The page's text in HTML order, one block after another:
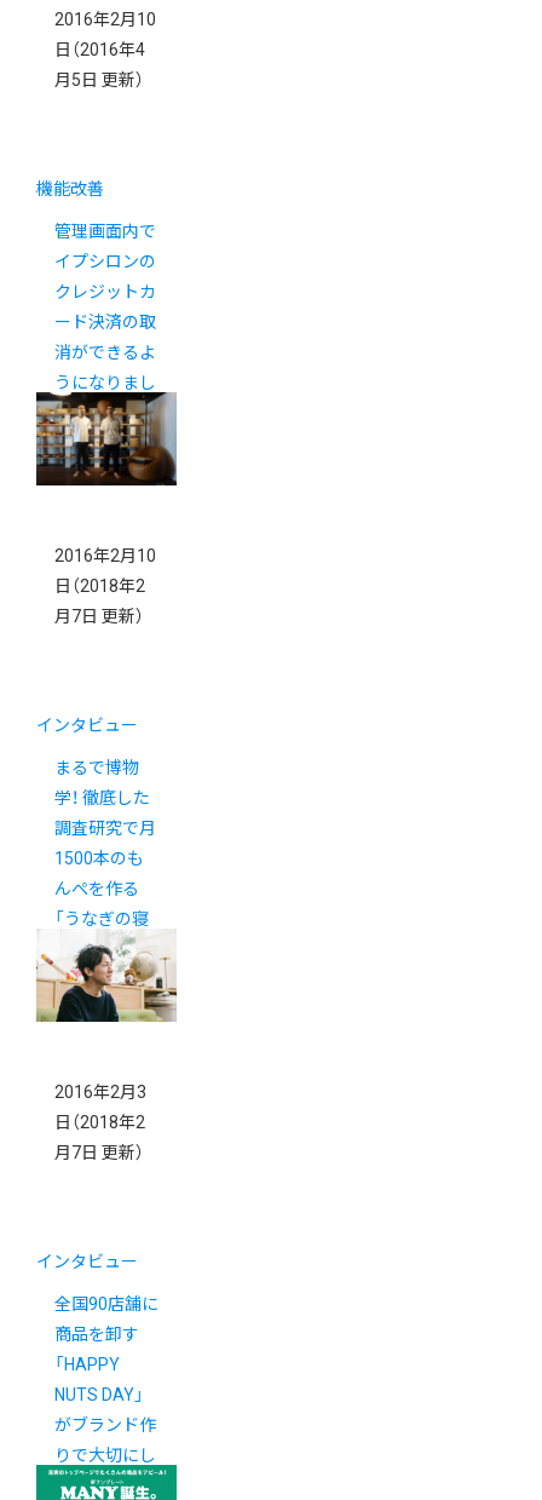
2016年2月10
日 （2016年4
月5日 更新）
機能改善
管理画面内で
イプシロンの
クレジットカ
ード決済の取
消ができるよ
うになりまし
た。
2016年2月10
日 （2018年2
月7日 更新）
インタビュー
まるで博物
学！ 徹底した
調査研究で月
1500本のも
んぺを作る
「うなぎの寝
床」
2016年2月3
日 （2018年2
月7日 更新）
インタビュー
全国90店舗に
商品を卸す
「HAPPY
NUTS DAY」
がブランド作
りで大切にし
ていること